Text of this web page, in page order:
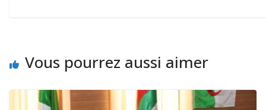
Vous pourrez aussi aimer